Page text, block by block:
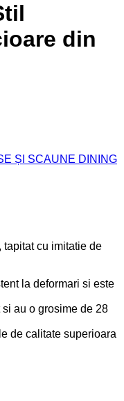
din
ȘI SCAUNE DINING
cu imitatie de
la deformari si este
au o grosime de 28
de calitate superioara